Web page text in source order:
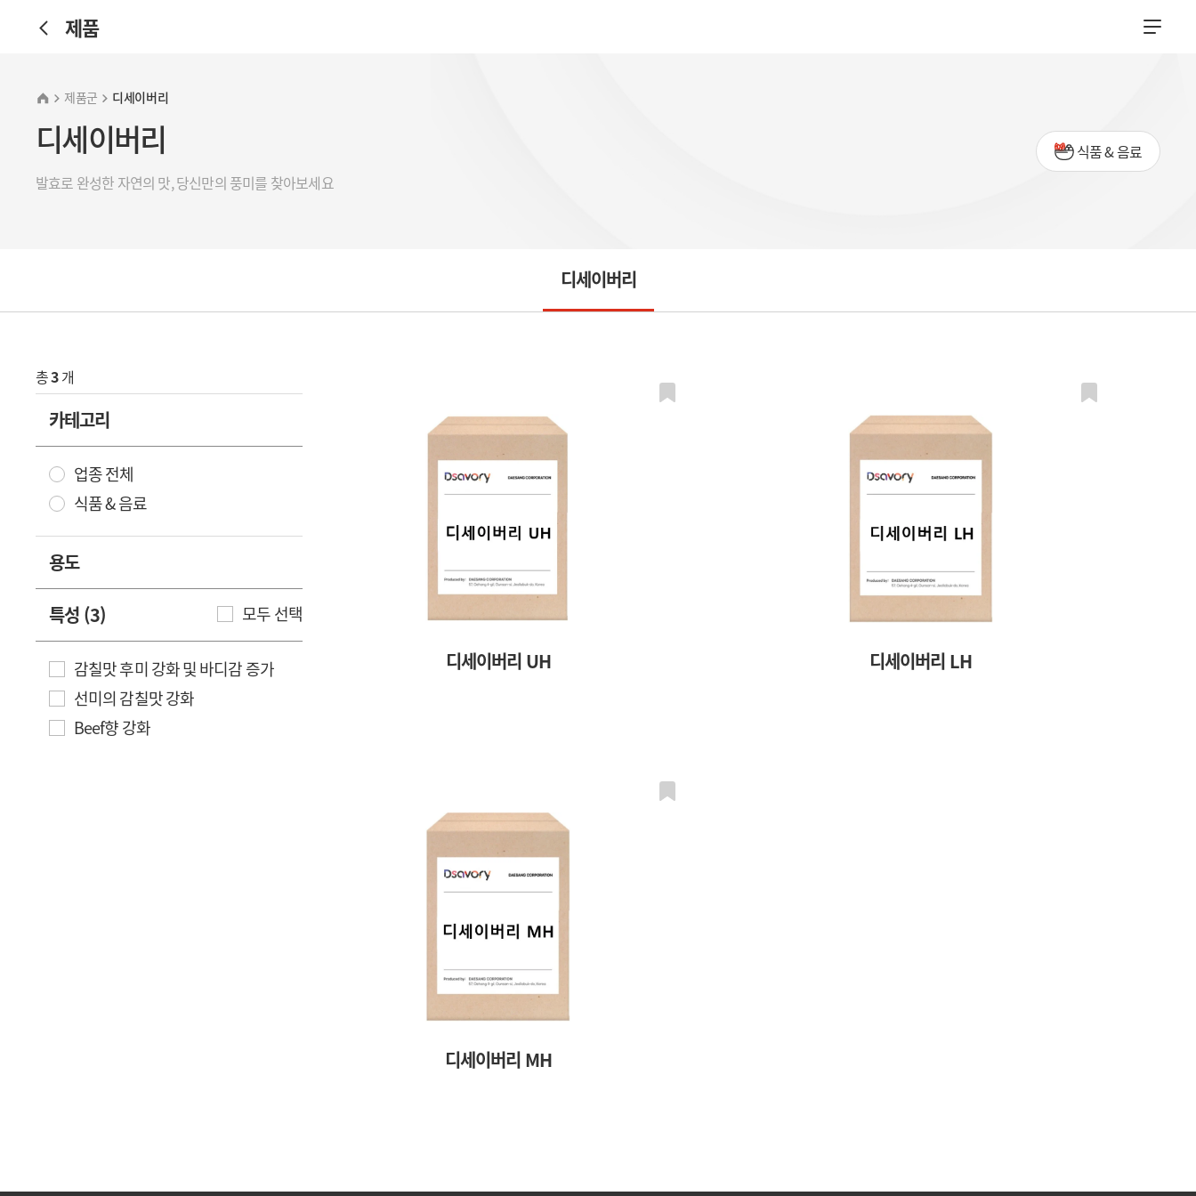
제품
제품군 디세이버리
디세이버리
식품 & 음료
발효로 완성한 자연의 맛, 당신만의 풍미를 찾아보세요
디세이버리
총3개
카테고리
업종 전체
식품 & 음료
용도
특성 (3) 모두 선택
감칠맛 후미 강화 및 바디감 증가
선미의 감칠맛 강화
Beef향 강화
디세이버리 UH 디세이버리 LH
디세이버리 MH